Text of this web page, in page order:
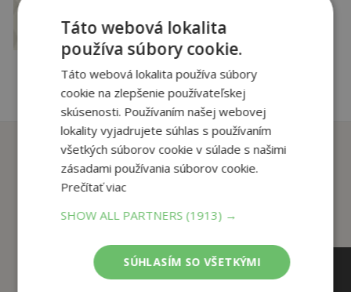
pridať do košíka
Zákazníci, ktorí si kúpili
tento titul si tiež kúpili
Táto webová lokalita
používa súbory cookie.
Táto webová lokalita používa súbory
cookie na zlepšenie používateľskej
skúsenosti. Používaním našej webovej
lokality vyjadrujete súhlas s používaním
všetkých súborov cookie v súlade s našimi
zásadami používania súborov cookie.
Prečítať viac
SHOW ALL PARTNERS (1913) →
SÚHLASÍM SO VŠETKÝMI